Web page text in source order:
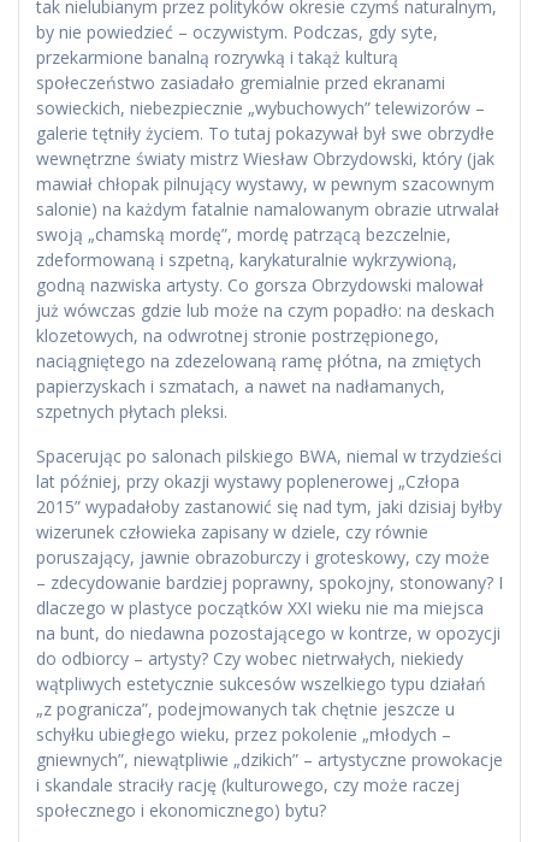
tak nielubianym przez polityków okresie czymś naturalnym,
by nie powiedzieć – oczywistym. Podczas, gdy syte,
przekarmione banalną rozrywką i takąż kulturą
społeczeństwo zasiadało gremialnie przed ekranami
sowieckich, niebezpiecznie „wybuchowych” telewizorów –
galerie tętniły życiem. To tutaj pokazywał był swe obrzydłe
wewnętrzne światy mistrz Wiesław Obrzydowski, który (jak
mawiał chłopak pilnujący wystawy, w pewnym szacownym
salonie) na każdym fatalnie namalowanym obrazie utrwalał
swoją „chamską mordę”, mordę patrzącą bezczelnie,
zdeformowaną i szpetną, karykaturalnie wykrzywioną,
godną nazwiska artysty. Co gorsza Obrzydowski malował
już wówczas gdzie lub może na czym popadło: na deskach
klozetowych, na odwrotnej stronie postrzępionego,
naciągniętego na zdezelowaną ramę płótna, na zmiętych
papierzyskach i szmatach, a nawet na nadłamanych,
szpetnych płytach pleksi.
Spacerując po salonach pilskiego BWA, niemal w trzydzieści
lat później, przy okazji wystawy poplenerowej „Człopa
2015” wypadałoby zastanowić się nad tym, jaki dzisiaj byłby
wizerunek człowieka zapisany w dziele, czy równie
poruszający, jawnie obrazoburczy i groteskowy, czy może
– zdecydowanie bardziej poprawny, spokojny, stonowany? I
dlaczego w plastyce początków XXI wieku nie ma miejsca
na bunt, do niedawna pozostającego w kontrze, w opozycji
do odbiorcy – artysty? Czy wobec nietrwałych, niekiedy
wątpliwych estetycznie sukcesów wszelkiego typu działań
„z pogranicza”, podejmowanych tak chętnie jeszcze u
schyłku ubiegłego wieku, przez pokolenie „młodych –
gniewnych”, niewątpliwie „dzikich” – artystyczne prowokacje
i skandale straciły rację (kulturowego, czy może raczej
społecznego i ekonomicznego) bytu?